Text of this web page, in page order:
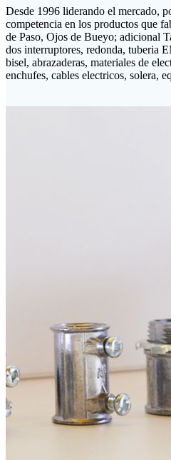
Desde 1996 liderando el mercado,
competencia en los productos que
de Paso, Ojos de Bueyo; adicional
dos interruptores, redonda, tuberia
bisel, abrazaderas, materiales de
enchufes, cables electricos, solera,